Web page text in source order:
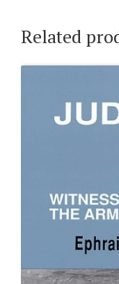
Related